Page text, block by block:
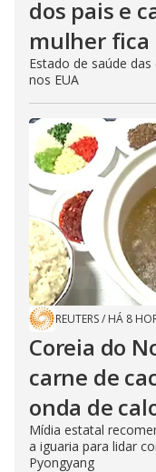
dos pais e
mulher fica
Estado de saúde
nos EUA
REUTERS/ HÁ 8
Coreia do
carne de
onda de
Mídia estatal
a iguaria para lidar
Pyongyang